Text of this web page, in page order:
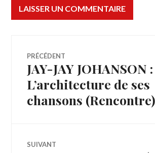
Navigation
de
l’article
PRÉCÉDENT
Article
précédent :
JAY-JAY JOHANSON :
L’architecture de ses
chansons (Rencontre)
SUIVANT